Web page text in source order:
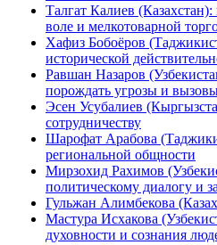
Талгат Калиев
воле и мелкотоварной
Хафиз Бобоёров
исторической
Равшан Назаров
порождать угрозы и
Эсен Усубалиев
сотрудничеству
Шарофат Арабова
региональной общности
Мирзохид Рахимов
политическому диалогу и
Гульжан Алимбекова
Мастура Исхакова
духовности и сознания